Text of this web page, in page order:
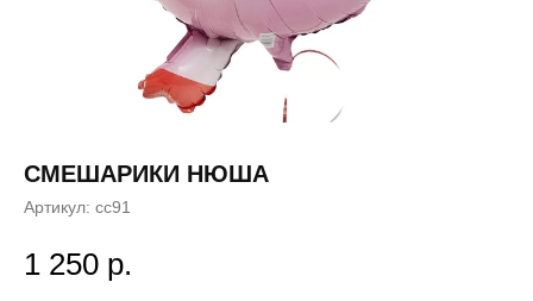
СМЕШАРИКИ НЮША
Артикул: сс91
1 250 р.